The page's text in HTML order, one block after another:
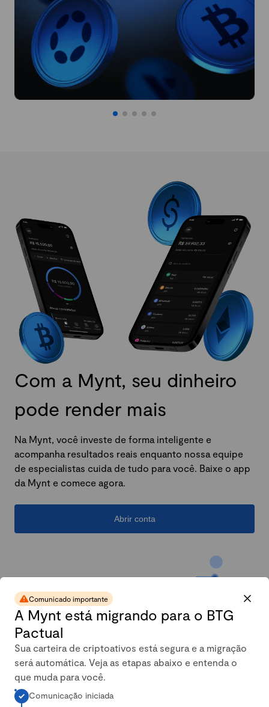
Com a Mynt, seu dinheiro
pode render mais
Na Mynt, você investe de forma inteligente e
acompanha resultados reais enquanto nossa equipe
de especialistas cuida de tudo para você. Baixe o app
da Mynt e comece agora.
Abrir conta
A carteira conservadora da
Comunicado importante
A Mynt está migrando para o BTG
Pactual
Sua carteira de criptoativos está segura e a migração
será automática. Veja as etapas abaixo e entenda o
que muda para você.
Comunicação iniciada